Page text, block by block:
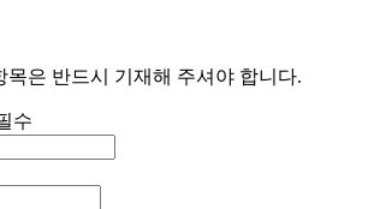
목은 반드시 기재해 주셔야 합니다.